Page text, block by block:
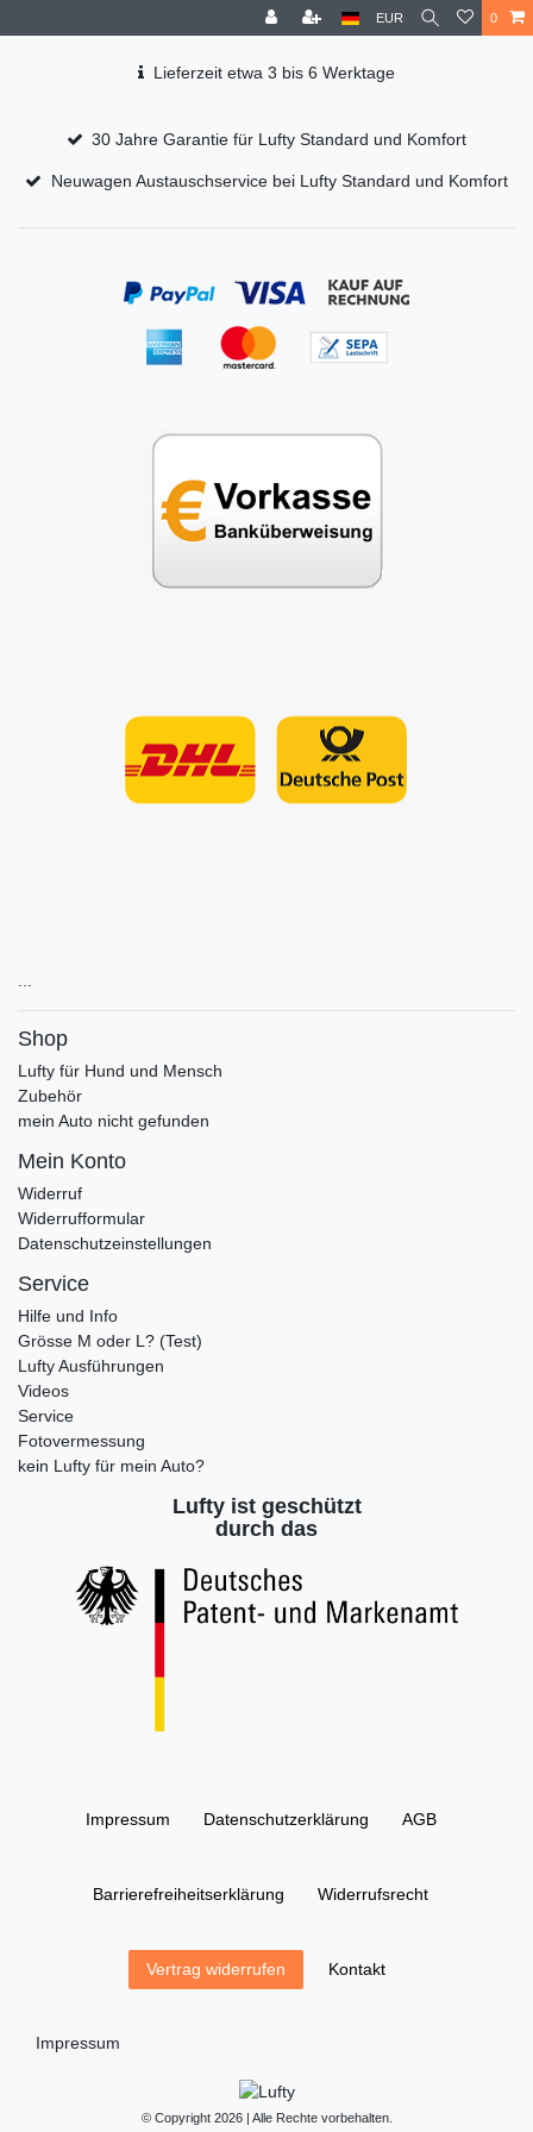
EUR 0
Lieferzeit etwa 3 bis 6 Werktage
30 Jahre Garantie für Lufty Standard und Komfort
Neuwagen Austauschservice bei Lufty Standard und Komfort
Shop
Lufty für Hund und Mensch
Zubehör
mein Auto nicht gefunden
Mein Konto
Widerruf
Widerrufformular
Datenschutzeinstellungen
Service
Hilfe und Info
Grösse M oder L? (Test)
Lufty Ausführungen
Videos
Service
Fotovermessung
kein Lufty für mein Auto?
Lufty ist geschützt
durch das
Impressum Daten­schutz­erklärung AGB
Barrierefreiheitserklärung Widerrufs­recht
Vertrag widerrufen Kontakt
Impressum
© Copyright 2026 | Alle Rechte vorbehalten.